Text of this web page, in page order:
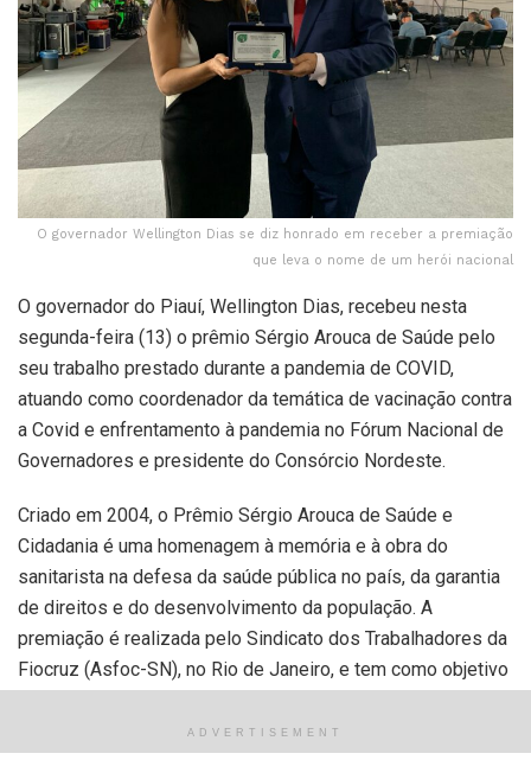
O governador Wellington Dias se diz honrado em receber a premiação
que leva o nome de um herói nacional
O governador do Piauí, Wellington Dias, recebeu nesta
segunda-feira (13) o prêmio Sérgio Arouca de Saúde pelo
seu trabalho prestado durante a pandemia de COVID,
atuando como coordenador da temática de vacinação contra
a Covid e enfrentamento à pandemia no Fórum Nacional de
Governadores e presidente do Consórcio Nordeste.
Criado em 2004, o Prêmio Sérgio Arouca de Saúde e
Cidadania é uma homenagem à memória e à obra do
sanitarista na defesa da saúde pública no país, da garantia
de direitos e do desenvolvimento da população. A
premiação é realizada pelo Sindicato dos Trabalhadores da
Fiocruz (Asfoc-SN), no Rio de Janeiro, e tem como objetivo
ADVERTISEMENT